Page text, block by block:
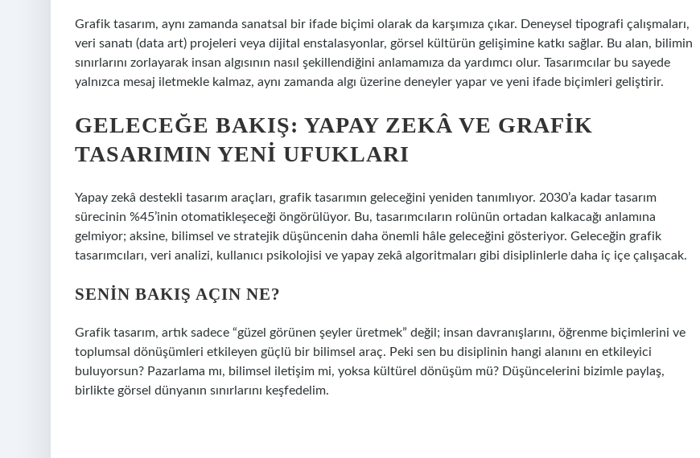
Grafik tasarım, aynı zamanda sanatsal bir ifade biçimi olarak da karşımıza çıkar. Deneysel tipografi çalışmaları,
veri sanatı (data art) projeleri veya dijital enstalasyonlar, görsel kültürün gelişimine katkı sağlar. Bu alan, bilimin
sınırlarını zorlayarak insan algısının nasıl şekillendiğini anlamamıza da yardımcı olur. Tasarımcılar bu sayede
yalnızca mesaj iletmekle kalmaz, aynı zamanda algı üzerine deneyler yapar ve yeni ifade biçimleri geliştirir.
GELECEĞE BAKIŞ: YAPAY ZEKÂ VE GRAFIK
TASARIMIN YENI UFUKLARI
Yapay zekâ destekli tasarım araçları, grafik tasarımın geleceğini yeniden tanımlıyor. 2030’a kadar tasarım
sürecinin %45’inin otomatikleşeceği öngörülüyor. Bu, tasarımcıların rolünün ortadan kalkacağı anlamına
gelmiyor; aksine, bilimsel ve stratejik düşüncenin daha önemli hâle geleceğini gösteriyor. Geleceğin grafik
tasarımcıları, veri analizi, kullanıcı psikolojisi ve yapay zekâ algoritmaları gibi disiplinlerle daha iç içe çalışacak.
SENIN BAKIŞ AÇIN NE?
Grafik tasarım, artık sadece “güzel görünen şeyler üretmek” değil; insan davranışlarını, öğrenme biçimlerini ve
toplumsal dönüşümleri etkileyen güçlü bir bilimsel araç. Peki sen bu disiplinin hangi alanını en etkileyici
buluyorsun? Pazarlama mı, bilimsel iletişim mi, yoksa kültürel dönüşüm mü? Düşüncelerini bizimle paylaş,
birlikte görsel dünyanın sınırlarını keşfedelim.